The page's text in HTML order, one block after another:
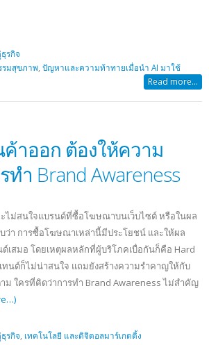
รกิจ
รมสุขภาพ ปัญหาและความท้าทายเมื่อนำ AI มาใช้
Read more...
าออก ต้องให้ความ
ำ Brand Awareness
ไม่สนใจแบรนด์ที่ซื้อโฆษณาบนเว็บไซต์ หรือในผล
ว่า การซื้อโฆษณาเหล่านี้มีประโยชน์ และให้ผล
สมอ โดยเหตุผลหลักที่ผู้บริโภคเบื่อกันก็คือ Hard
ทนต์ก็ไม่น่าสนใจ แถมยังสร้างความรำคาญให้กับ
ม ใครที่คิดว่าการทำ Brand Awareness ไม่สำคัญ
รกิจ เทคโนโลยี และดิจิตอลมาร์เกตติ้ง